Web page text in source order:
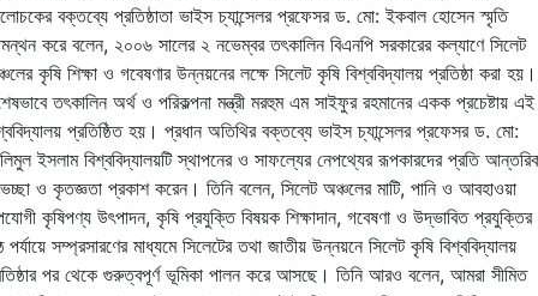
বক্তব্যে প্রতিষ্ঠাতা ভাইস চ্যান্সেলর প্রফেসর ড. মো: ইকবাল হোসেন স্মৃতি
করে বলেন, ২০০৬ সালের ২ নভেম্বর তৎকালিন বিএনপি সরকারের কল্যাণে সিলেট
কৃষি শিক্ষা ও গবেষণার উন্নয়নের লক্ষে সিলেট কৃষি বিশ্ববিদ্যালয় প্রতিষ্ঠা করা হয়।
তৎকালিন অর্থ ও পরিকল্পনা মন্ত্রী মরহুম এম সাইফুর রহমানের একক প্রচেষ্টায় এই
প্রতিষ্ঠিত হয়। প্রধান অতিথির বক্তব্যে ভাইস চ্যান্সেলর প্রফেসর ড. মো:
ইসলাম বিশ্ববিদ্যালয়টি স্থাপনের ও সাফল্যের নেপথ্যের রূপকারদের প্রতি
ও কৃতজ্ঞতা প্রকাশ করেন। তিনি বলেন, সিলেট অঞ্চলের মাটি, পানি ও আবহাওয়া
কৃষিপণ্য উৎপাদন, কৃষি প্রযুক্তি বিষয়ক শিক্ষাদান, গবেষণা ও উদ্ভাবিত প্রযুক্তির
পর্যায়ে সম্প্রসারণের মাধ্যমে সিলেটের তথা জাতীয় উন্নয়নে সিলেট কৃষি বিশ্ববিদ্যালয়
পর থেকে গুরুত্বপূর্ণ ভূমিকা পালন করে আসছে। তিনি আরও বলেন, আমরা সীমিত